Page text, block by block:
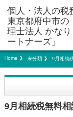
Home 未分類 9月相続
9月相続税無料相